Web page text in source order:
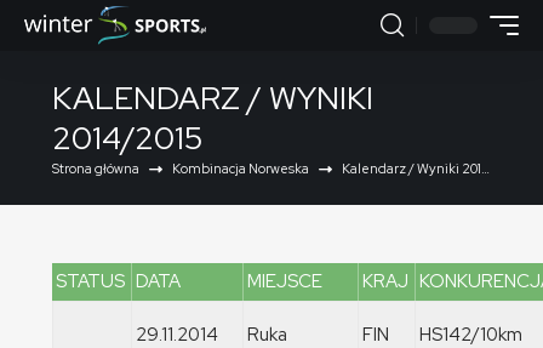
KALENDARZ / WYNIKI
2014/2015
Strona główna Kombinacja Norweska Kalendarz / Wyniki 2014/2015
STATUS DATA MIEJSCE KRAJ
29.11.2014 Ruka FIN HS142/10km